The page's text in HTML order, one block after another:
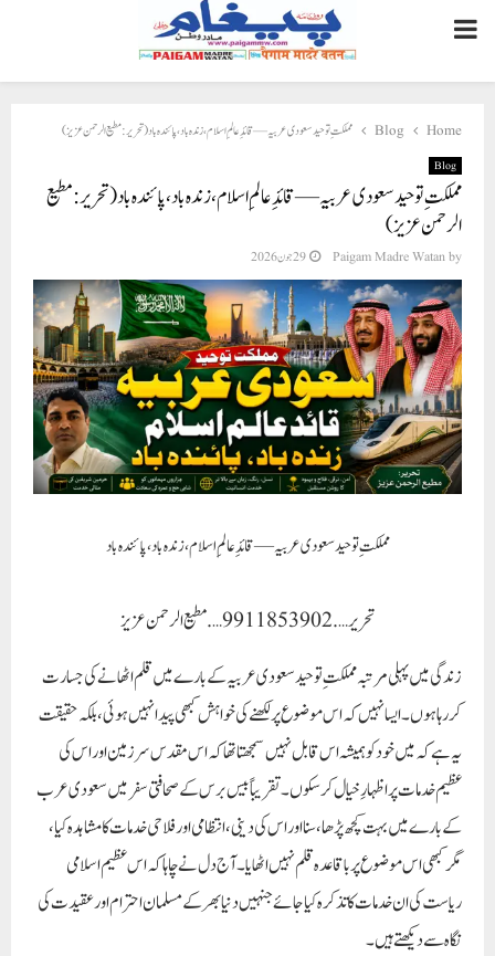
PRIMARY
MENU
Home
Blog مملکتِ توحید سعودی عربیہ — قائدِ عالمِ اسلام، زندہ باد، پائندہ باد (تحریر : مطیع الرحمن عزیز)
Blog
مملکتِ توحید سعودی عربیہ — قائدِ عالمِ اسلام، زندہ باد، پائندہ باد (تحریر : مطیع
الرحمن عزیز)
by
Paigam Madre Watan 29 جون 2026
مملکتِ توحید سعودی عربیہ — قائدِ عالمِ اسلام، زندہ باد، پائندہ باد
تحریر ….9911853902….مطیع الرحمن عزیز
زندگی میں پہلی مرتبہ مملکتِ توحید سعودی عربیہ کے بارے میں قلم اٹھانے کی جسارت
کر رہا ہوں۔ ایسا نہیں کہ اس موضوع پر لکھنے کی خواہش کبھی پیدا نہیں ہوئی، بلکہ حقیقت
یہ ہے کہ میں خود کو ہمیشہ اس قابل نہیں سمجھتا تھا کہ اس مقدس سرزمین اور اس کی
عظیم خدمات پر اظہارِ خیال کر سکوں۔ تقریباً بیس برس کے صحافتی سفر میں سعودی عرب
کے بارے میں بہت کچھ پڑھا، سنا اور اس کی دینی، انتظامی اور فلاحی خدمات کا مشاہدہ کیا،
مگر کبھی اس موضوع پر باقاعدہ قلم نہیں اٹھایا۔ آج دل نے چاہا کہ اس عظیم اسلامی
ریاست کی ان خدمات کا تذکرہ کیا جائے جنہیں دنیا بھر کے مسلمان احترام اور عقیدت کی
نگاہ سے دیکھتے ہیں۔